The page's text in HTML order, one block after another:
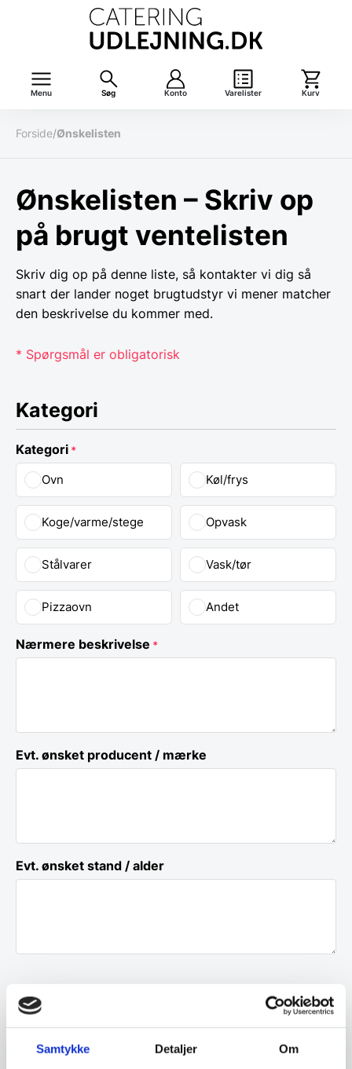
Samtykke Detaljer Om
Menu Søg Konto Varelister Kurv
Forside/Ønskelisten
Ønskelisten – Skriv op
på brugt ventelisten
Skriv dig op på denne liste, så kontakter vi dig så
snart der lander noget brugtudstyr vi mener matcher
den beskrivelse du kommer med.
* Spørgsmål er obligatorisk
Kategori
Kategori *
Ovn Køl/frys
Koge/varme/stege Opvask
Stålvarer Vask/tør
Pizzaovn Andet
Nærmere beskrivelse *
Evt. ønsket producent / mærke
Evt. ønsket stand / alder
Dine oplysninger